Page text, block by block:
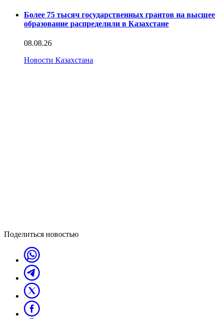
Более 75 тысяч государственных грантов на высшее
образование распределили в Казахстане
08.08.26
Новости Казахстана
Поделиться новостью